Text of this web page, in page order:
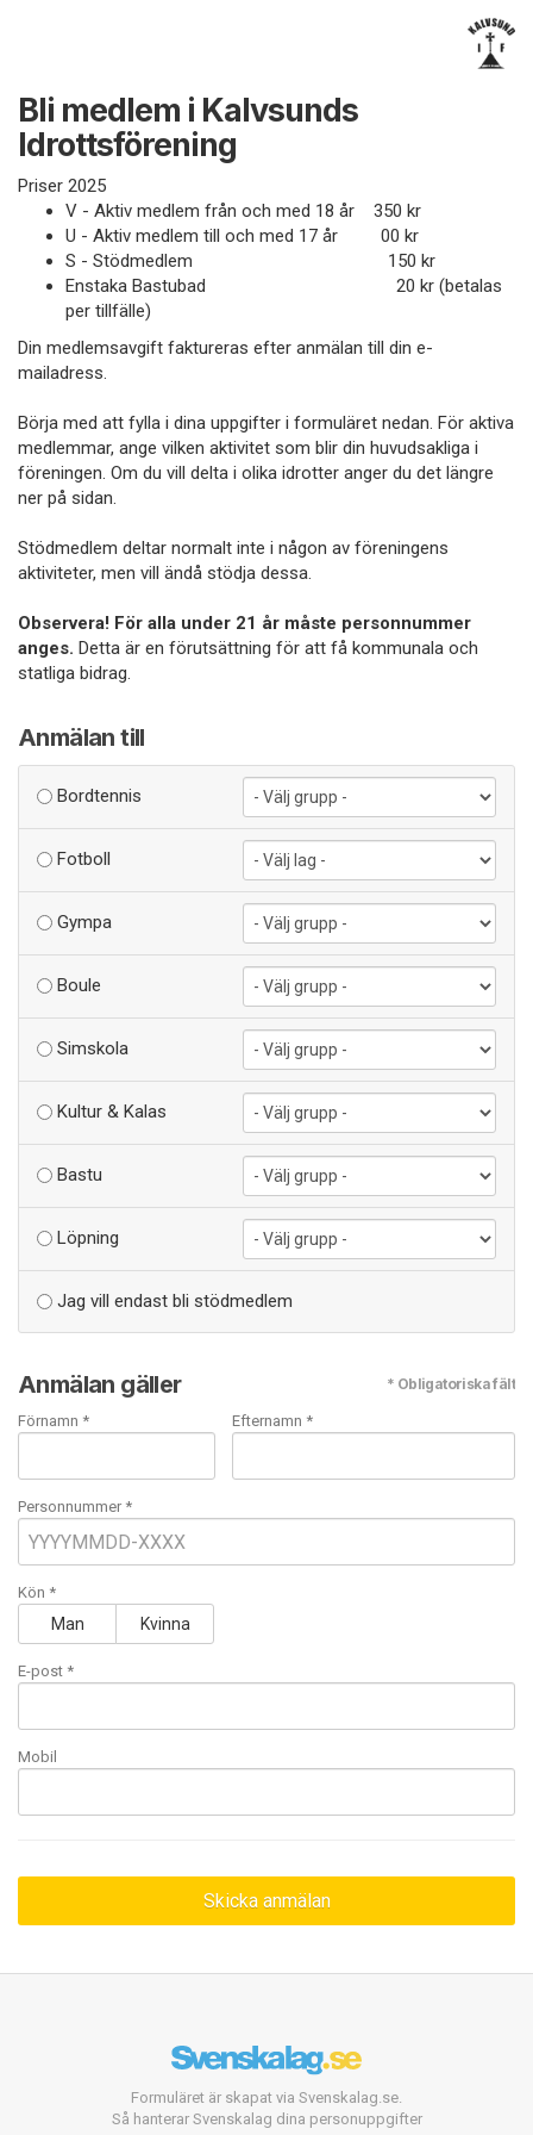
Bli medlem i Kalvsunds
Idrottsförening
Priser 2025
V - Aktiv medlem från och med 18 år 350 kr
U - Aktiv medlem till och med 17 år 00 kr
S - Stödmedlem 150 kr
Enstaka Bastubad 20 kr (betalas
per tillfälle)
Din medlemsavgift faktureras efter anmälan till din e-
mailadress.
Börja med att fylla i dina uppgifter i formuläret nedan. För aktiva
medlemmar, ange vilken aktivitet som blir din huvudsakliga i
föreningen. Om du vill delta i olika idrotter anger du det längre
ner på sidan.
Stödmedlem deltar normalt inte i någon av föreningens
aktiviteter, men vill ändå stödja dessa.
Observera! För alla under 21 år måste personnummer
anges. Detta är en förutsättning för att få kommunala och
statliga bidrag.
Anmälan till
Bordtennis
Fotboll
Gympa
Boule
Simskola
Kultur & Kalas
Bastu
Löpning
Jag vill endast bli stödmedlem
Anmälan gäller * Obligatoriska fält
Förnamn * Efternamn *
Personnummer *
Kön *
Man Kvinna
E-post *
Mobil
Formuläret är skapat via Svenskalag.se.
Så hanterar Svenskalag dina personuppgifter